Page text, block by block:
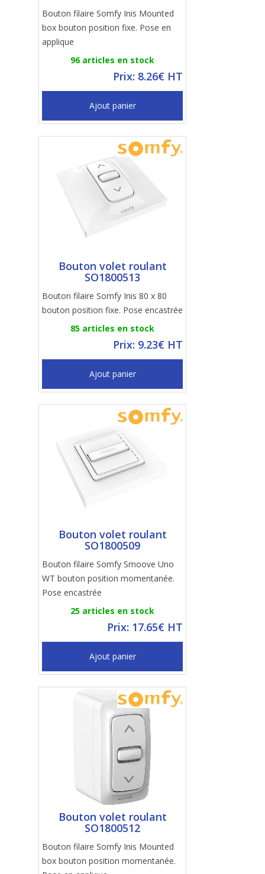
Bouton filaire Somfy Inis Mounted
box bouton position fixe. Pose en
applique
96 articles en stock
Prix: 8.26€ HT
Ajout panier
Bouton volet roulant
SO1800513
Bouton filaire Somfy Inis 80 x 80
bouton position fixe. Pose encastrée
85 articles en stock
Prix: 9.23€ HT
Ajout panier
Bouton volet roulant
SO1800509
Bouton filaire Somfy Smoove Uno
WT bouton position momentanée.
Pose encastrée
25 articles en stock
Prix: 17.65€ HT
Ajout panier
Bouton volet roulant
SO1800512
Bouton filaire Somfy Inis Mounted
box bouton position momentanée.